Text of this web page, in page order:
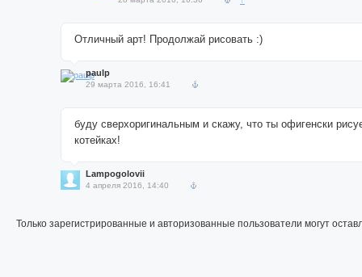
Отличный арт! Продолжай рисовать :)
paulp
29 марта 2016, 16:41
буду сверхоригинальным и скажу, что ты офигенски
котейках!
Lampogolovii
4 апреля 2016, 14:40
Только зарегистрированные и авторизованные пользователи могут